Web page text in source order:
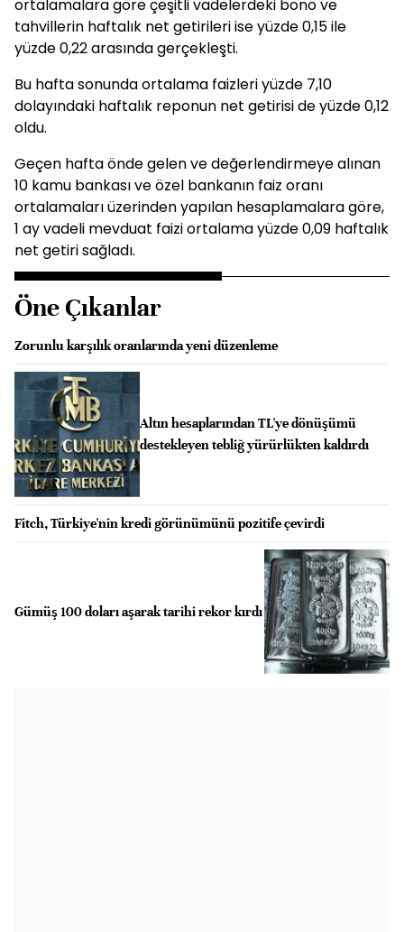
ortalamalara göre çeşitli vadelerdeki bono ve
tahvillerin haftalık net getirileri ise yüzde 0,15 ile
yüzde 0,22 arasında gerçekleşti.
Bu hafta sonunda ortalama faizleri yüzde 7,10
dolayındaki haftalık reponun net getirisi de yüzde 0,12
oldu.
Geçen hafta önde gelen ve değerlendirmeye alınan
10 kamu bankası ve özel bankanın faiz oranı
ortalamaları üzerinden yapılan hesaplamalara göre,
1 ay vadeli mevduat faizi ortalama yüzde 0,09 haftalık
net getiri sağladı.
Öne Çıkanlar
Zorunlu karşılık oranlarında yeni düzenleme
Altın hesaplarından TL'ye dönüşümü
destekleyen tebliğ yürürlükten kaldırdı
Fitch, Türkiye'nin kredi görünümünü pozitife çevirdi
Gümüş 100 doları aşarak tarihi rekor kırdı